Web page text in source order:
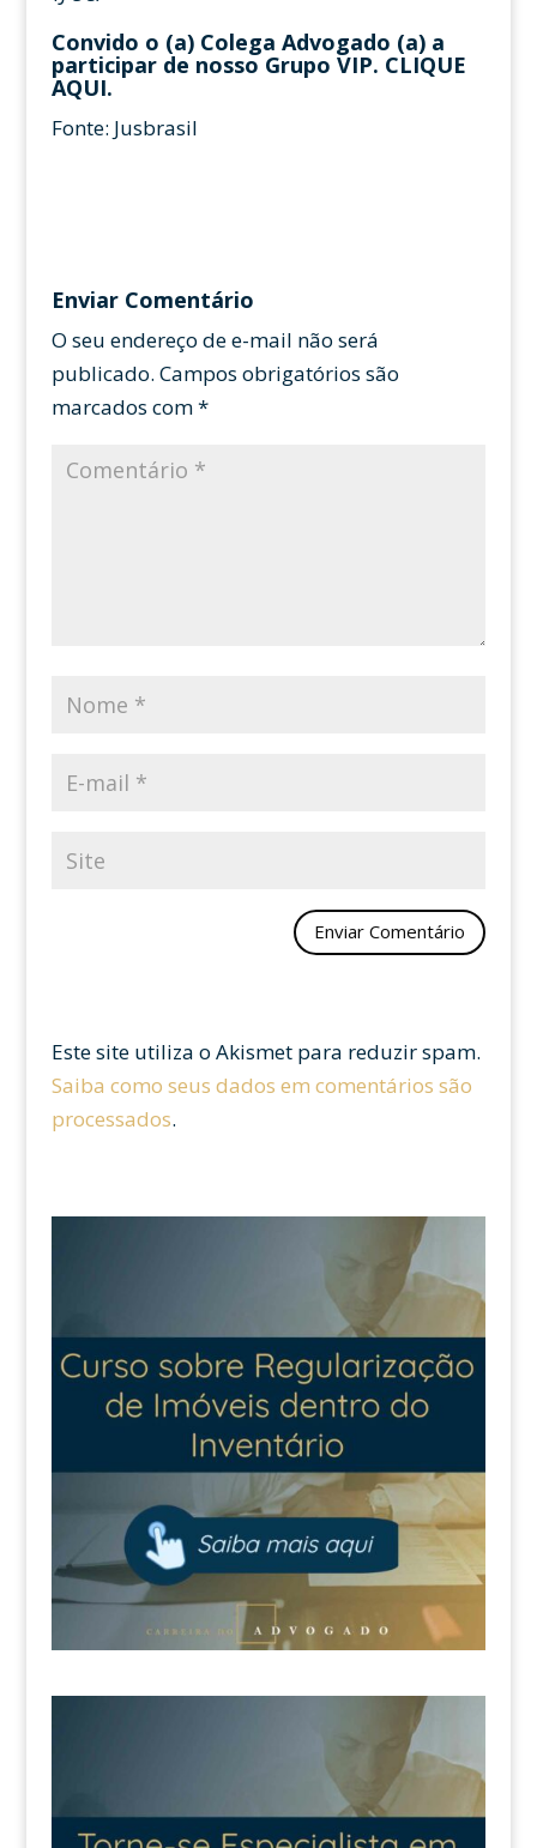
Convido o (a) Colega Advogado (a) a
participar de nosso Grupo VIP. CLIQUE
AQUI.
Fonte: Jusbrasil
Enviar Comentário
O seu endereço de e-mail não será
publicado. Campos obrigatórios são
marcados com*
Este site utiliza o Akismet para reduzir spam.
Saiba como seus dados em comentários são
processados.